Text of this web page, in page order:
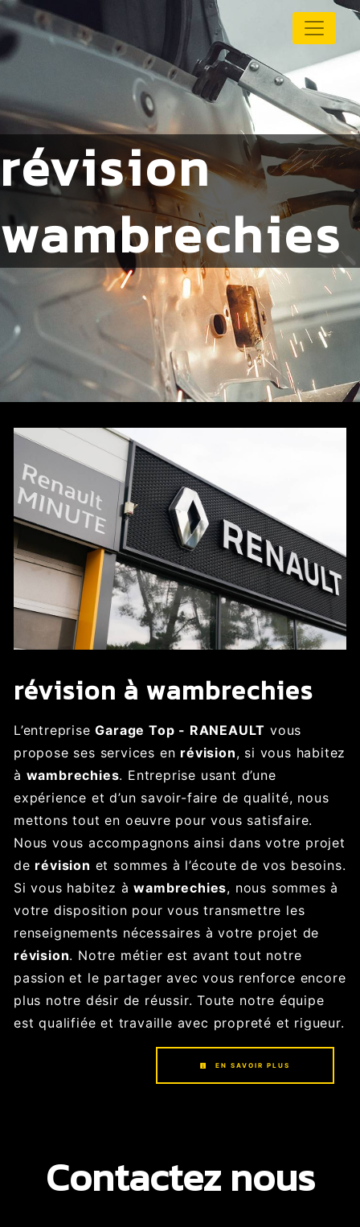
Panneau de gestion des cookies
révision
wambrechies
révision à wambrechies
L’entrepriseGarage Top - RANEAULT vous
propose ses services en révision, si vous habitez
à wambrechies. Entreprise usant d’une
expérience et d’un savoir-faire de qualité, nous
mettons tout en oeuvre pour vous satisfaire.
Nous vous accompagnons ainsi dans votre projet
de révision et sommes à l’écoute de vos besoins.
Si vous habitez àwambrechies, nous sommes à
votre disposition pour vous transmettre les
renseignements nécessaires à votre projet de
révision. Notre métier est avant tout notre
passion et le partager avec vous renforce encore
plus notre désir de réussir. Toute notre équipe
est qualifiée et travaille avec propreté et rigueur.
EN SAVOIR PLUS
Contactez nous